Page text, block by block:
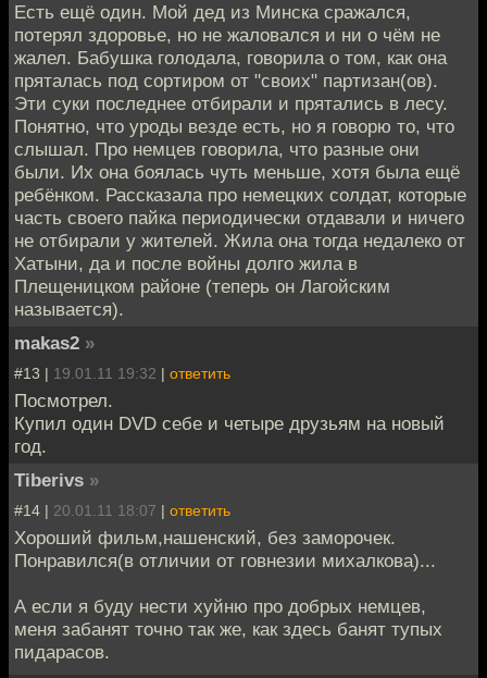
Есть ещё один. Мой дед из Минска сражался,
потерял здоровье, но не жаловался и ни о чём не
жалел. Бабушка голодала, говорила о том, как она
пряталась под сортиром от "своих" партизан(ов).
Эти суки последнее отбирали и прятались в лесу.
Понятно, что уроды везде есть, но я говорю то, что
слышал. Про немцев говорила, что разные они
были. Их она боялась чуть меньше, хотя была ещё
ребёнком. Рассказала про немецких солдат, которые
часть своего пайка периодически отдавали и ничего
не отбирали у жителей. Жила она тогда недалеко от
Хатыни, да и после войны долго жила в
Плещеницком районе (теперь он Лагойским
называется).
makas2 »
#13 | 19.01.11 19:32 | ответить
Посмотрел.
Купил один DVD себе и четыре друзьям на новый
год.
Tiberivs »
#14 | 20.01.11 18:07 | ответить
Хороший фильм,нашенский, без заморочек.
Понравился(в отличии от говнезии михалкова)...
А если я буду нести хуйню про добрых немцев,
меня забанят точно так же, как здесь банят тупых
пидарасов.